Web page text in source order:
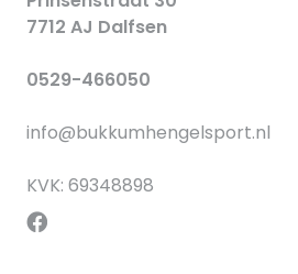
7712 AJ Dalfsen
0529-466050
info@bukkumhengelsport.nl
KVK: 69348898